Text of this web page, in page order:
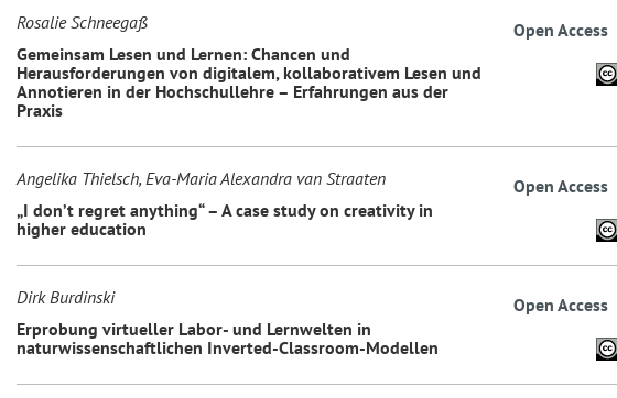
Rosalie Schneegaß
Gemeinsam Lesen und Lernen: Chancen und
Herausforderungen von digitalem, kollaborativem Lesen und
Annotieren in der Hochschullehre – Erfahrungen aus der
Praxis
Open Access
Angelika Thielsch, Eva-Maria Alexandra van Straaten
„I don’t regret anything“ – A case study on creativity in
higher education
Open Access
Dirk Burdinski
Erprobung virtueller Labor- und Lernwelten in
naturwissenschaftlichen Inverted-Classroom-Modellen
Open Access